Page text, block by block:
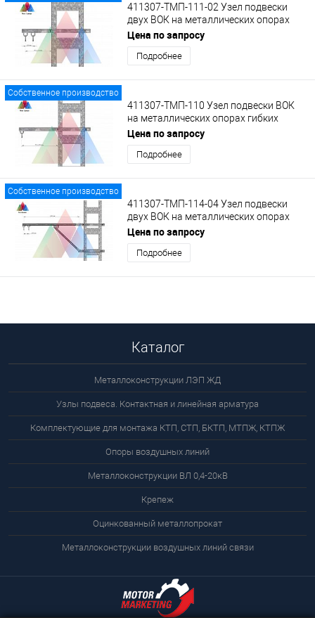
411307-ТМП-111-02 Узел подвески
двух ВОК на металлических опорах
гибких поперечин на кронштейне с
кольцами
Цена по запросу
Подробнее
Собственное производство
411307-ТМП-110 Узел подвески ВОК
на металлических опорах гибких
поперечин на удлиненном кронштейне
с кольцом
Цена по запросу
Подробнее
Собственное производство
411307-ТМП-114-04 Узел подвески
двух ВОК на металлических опорах
гибких поперечин на кронштейне КВ-2
с кольцами
Цена по запросу
Подробнее
Каталог
Металлоконструкции ЛЭП ЖД
Узлы подвеса. Контактная и линейная арматура
Комплектующие для монтажа КТП, СТП, БКТП, МТПЖ, КТПЖ
Опоры воздушных линий
Металлоконструкции ВЛ 0,4-20кВ
Крепеж
Оцинкованный металлопрокат
Металлоконструкции воздушных линий связи